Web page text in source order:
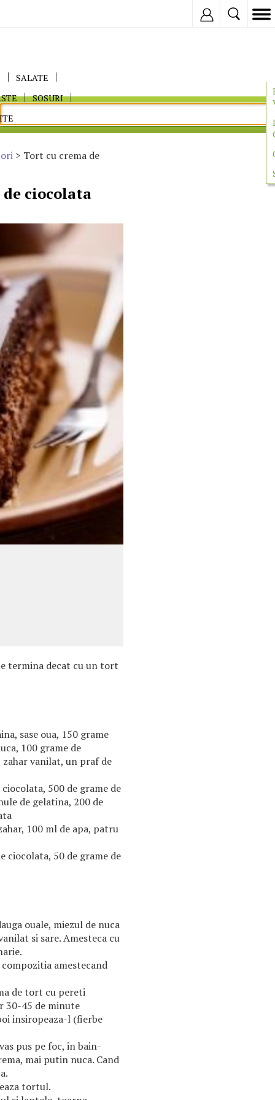
SALATE
SOSURI
> Tort cu crema de
ciocolata
termina decat cu un tort
sase oua, 150 grame
100 grame de
vanilat, un praf de
500 de grame de
de gelatina, 200 de
100 ml de apa, patru
ciocolata, 50 de grame de
ouale, miezul de nuca
si sare. Amesteca cu
amestecand
de tort cu pereti
30-45 de minute
insiropeaza-l (fierbe
pus pe foc, in bain-
mai putin nuca. Cand
tortul.